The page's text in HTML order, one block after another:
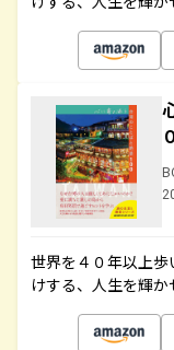
世界を４０年以上
けする、人生を輝